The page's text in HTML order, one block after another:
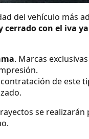
del vehículo más
cerrado con el iva
. Marcas
de este
se